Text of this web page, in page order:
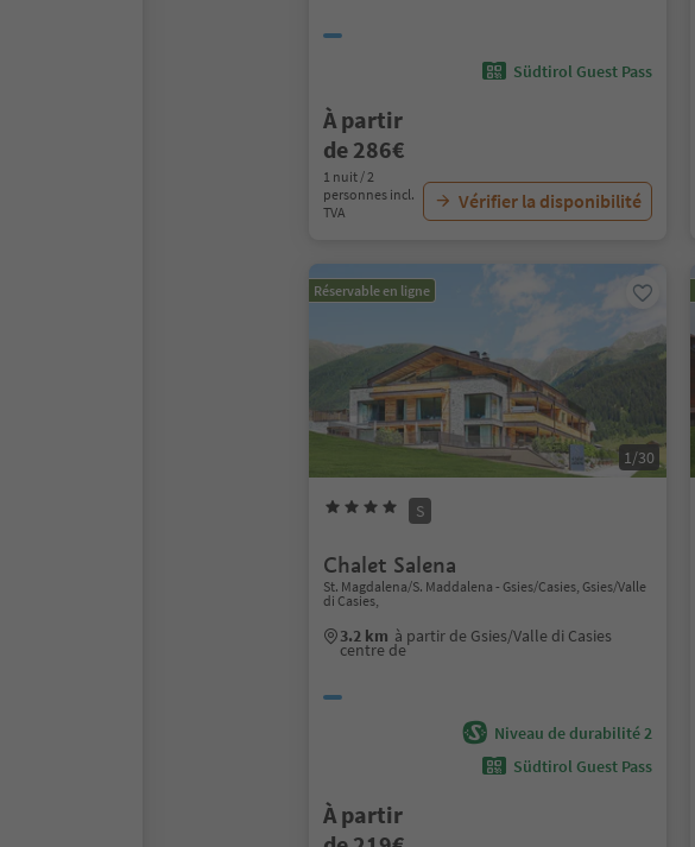
Südtirol Guest Pass
À partir
de 286€
1 nuit / 2
personnes incl.
TVA
Vérifier la disponibilité
Réservable en ligne
1/30
S
Chalet Salena
St. Magdalena/S. Maddalena - Gsies/Casies, Gsies/Valle
di Casies,
3.2 km à partir de Gsies/Valle di Casies
centre de
Niveau de durabilité 2
Südtirol Guest Pass
À partir